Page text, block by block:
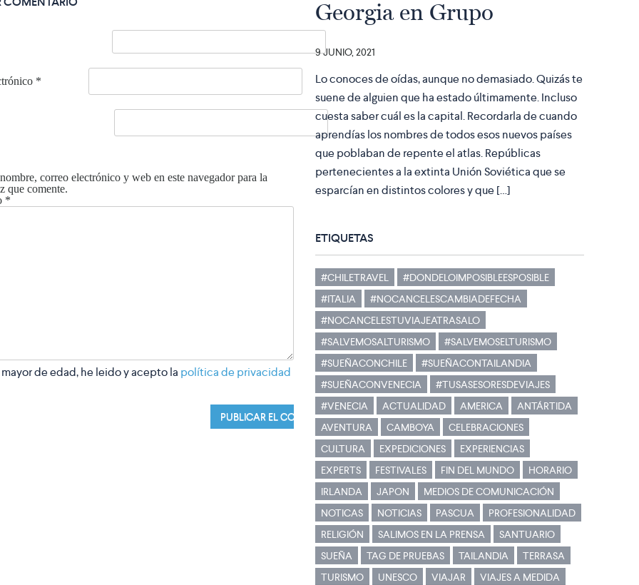
*
correo electrónico y web en este navegador para la
que comente.
*
mayor de edad, he leido y acepto la política de privacidad
Georgia en Grupo
9 JUNIO, 2021
Lo conoces de oídas, aunque no demasiado. Quizás te
suene de alguien que ha estado últimamente. Incluso
cuesta saber cuál es la capital. Recordarla de cuando
aprendías los nombres de todos esos nuevos países
que poblaban de repente el atlas. Repúblicas
pertenecientes a la extinta Unión Soviética que se
esparcían en distintos colores y que […]
ETIQUETAS
#CHILETRAVEL
#DONDELOIMPOSIBLEESPOSIBLE
#ITALIA
#NOCANCELESCAMBIADEFECHA
#NOCANCELESTUVIAJEATRASALO
#SALVEMOSALTURISMO
#SALVEMOSELTURISMO
#SUEÑACONCHILE
#SUEÑACONTAILANDIA
#SUEÑACONVENECIA
#TUSASESORESDEVIAJES
#VENECIA
ACTUALIDAD AMERICA
ANTÁRTIDA
AVENTURA
CAMBOYA
CELEBRACIONES
CULTURA
EXPEDICIONES
EXPERIENCIAS
EXPERTS
FESTIVALES FIN DEL MUNDO
HORARIO
IRLANDA
JAPON
MEDIOS DE COMUNICACIÓN
NOTICAS
NOTICIAS PASCUA
PROFESIONALIDAD
RELIGIÓN
SALIMOS EN LA PRENSA
SANTUARIO
SUEÑA
TAG DE PRUEBAS TAILANDIA
TERRASA
TURISMO
UNESCO VIAJAR
VIAJES A MEDIDA